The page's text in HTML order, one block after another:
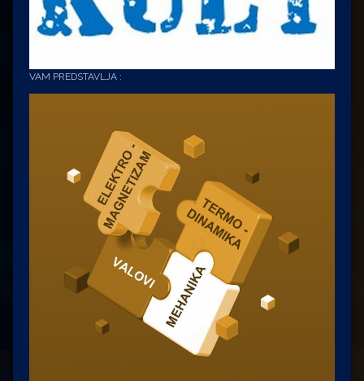
VAM PREDSTAVLJA :